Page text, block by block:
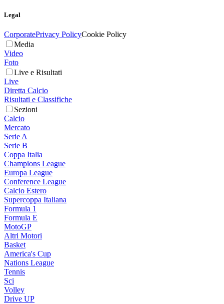
Legal
CorporatePrivacy PolicyCookie Policy
Media
Video
Foto
Live e Risultati
Live
Diretta Calcio
Risultati e Classifiche
Sezioni
Calcio
Mercato
Serie A
Serie B
Coppa Italia
Champions League
Europa League
Conference League
Calcio Estero
Supercoppa Italiana
Formula 1
Formula E
MotoGP
Altri Motori
Basket
America's Cup
Nations League
Tennis
Sci
Volley
Drive UP